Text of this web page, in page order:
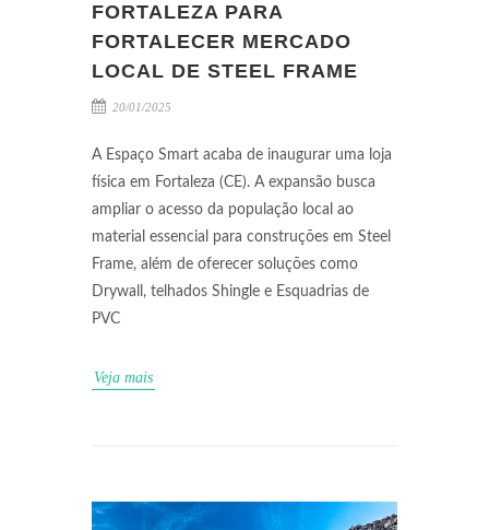
FORTALEZA PARA
FORTALECER MERCADO
LOCAL DE STEEL FRAME
20/01/2025
A Espaço Smart acaba de inaugurar uma loja
física em Fortaleza (CE). A expansão busca
ampliar o acesso da população local ao
material essencial para construções em Steel
Frame, além de oferecer soluções como
Drywall, telhados Shingle e Esquadrias de
PVC
Veja mais